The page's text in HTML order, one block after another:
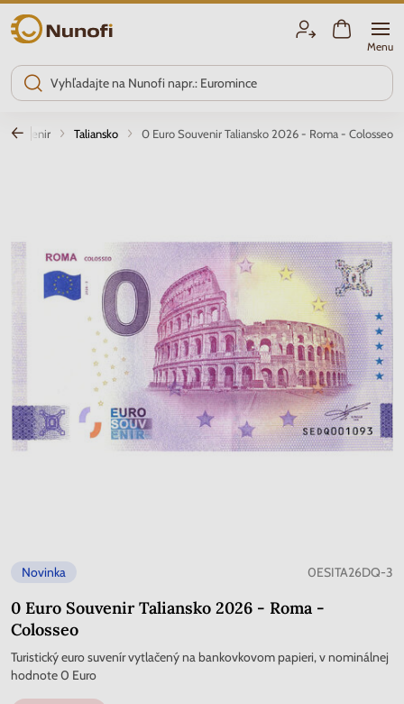
Nunofi.sk
Menu
souvenir Taliansko 0 Euro Souvenir Taliansko 2026 - Roma - Colosseo
Novinka 0ESITA26DQ-3
0 Euro Souvenir Taliansko 2026 - Roma -
Colosseo
Turistický euro suvenír vytlačený na bankovkovom papieri, v nominálnej
hodnote 0 Euro